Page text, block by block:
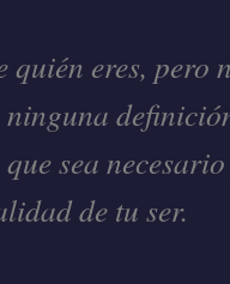
quién eres, pero
ninguna
que sea
de tu ser.